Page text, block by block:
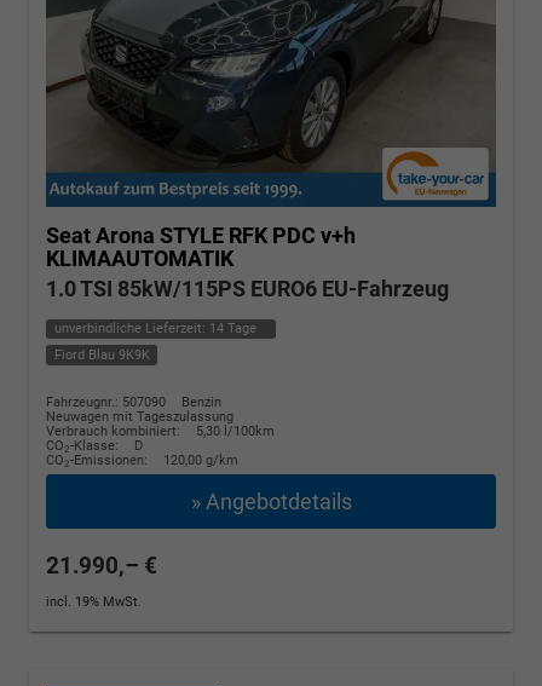
Seat Arona STYLE RFK PDC v+h
KLIMAAUTOMATIK
1.0 TSI 85kW/115PS EURO6 EU-Fahrzeug
unverbindliche Lieferzeit: 14 Tage
Fiord Blau 9K9K
Fahrzeugnr.: 507090
Benzin
Neuwagen mit Tageszulassung
Verbrauch kombiniert:
5,30 l/100km
CO2-Klasse:
D
CO2-Emissionen: 120,00 g/km
» Angebotdetails
21.990,– €
incl. 19% MwSt.